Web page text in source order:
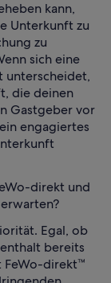
kann,
Unterkunft zu
zu
sich eine
unterscheidet,
die deinen
Gastgeber vor
engagiertes
direkt und
Egal, ob
bereits
FeWo-direkt™